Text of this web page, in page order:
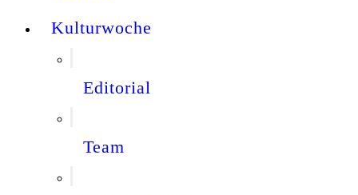
Kulturwoche
Editorial
Team